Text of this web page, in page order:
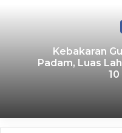
Lelang
Kejari
Risalah
Kota
Kebakaran
Padam, Luas